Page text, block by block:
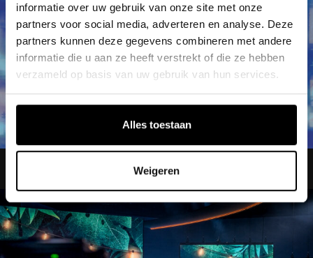
informatie over uw gebruik van onze site met onze
partners voor social media, adverteren en analyse. Deze
partners kunnen deze gegevens combineren met andere
informatie die u aan ze heeft verstrekt of die ze hebben
verzameld op basis van uw gebruik van hun services.
Alles toestaan
Weigeren
STAGE: PRODUCTIE – THEATER